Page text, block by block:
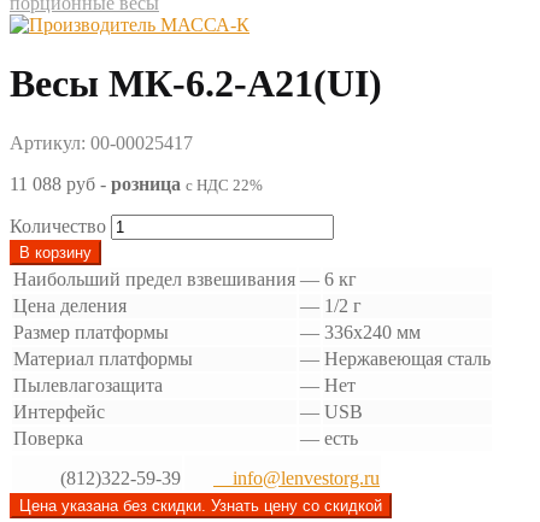
Весы МК-6.2-А21(UI)
Артикул: 00-00025417
11 088 руб - розница с НДС 22%
Количество
В корзину
Наибольший предел взвешивания — 6 кг
Цена деления
— 1/2 г
Размер платформы
— 336х240 мм
Материал платформы
— Нержавеющая сталь
Пылевлагозащита
— Нет
Интерфейс
— USB
Поверка
— есть
(812)322-59-39
info@lenvestorg.ru
Цена указана без скидки. Узнать цену со скидкой